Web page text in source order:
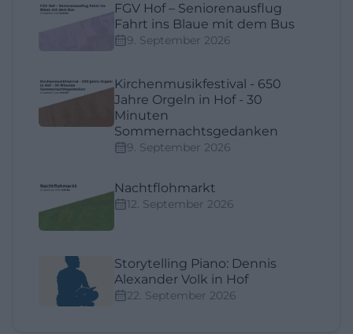
FGV Hof – Seniorenausflug
Fahrt ins Blaue mit dem Bus
9. September 2026
Kirchenmusikfestival - 650
Jahre Orgeln in Hof - 30
Minuten
Sommernachtsgedanken
9. September 2026
Nachtflohmarkt
12. September 2026
Storytelling Piano: Dennis
Alexander Volk in Hof
22. September 2026